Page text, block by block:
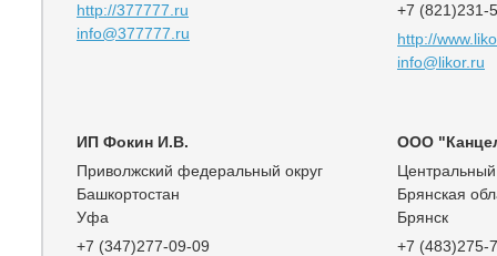
http://377777.ru
info@377777.ru
+7 (821)231-
http://
info@likor.ru
ИП Фокин И.В.
Приволжский федеральный округ
Башкортостан
Уфа
+7 (347)277-09-09
ООО
Брянская
Брянск
+7 (483)275-